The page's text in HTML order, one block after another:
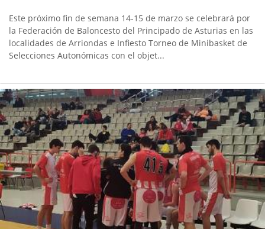
Este próximo fin de semana 14-15 de marzo se celebrará por
la Federación de Baloncesto del Principado de Asturias en las
localidades de Arriondas e Infiesto Torneo de Minibasket de
Selecciones Autonómicas con el objet...